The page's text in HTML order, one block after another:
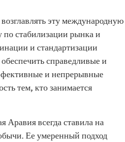
эту международную
по стабилизации рынка и
и стандартизации
справедливые и
и непрерывные
тем, кто занимается
всегда ставила на
Ее умеренный подход